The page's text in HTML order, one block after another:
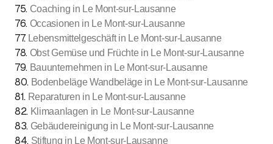
75. Coaching in Le Mont-sur-Lausanne
76. Occasionen in Le Mont-sur-Lausanne
77. Lebensmittelgeschäft in Le Mont-sur-Lausanne
78. Obst Gemüse und Früchte in Le Mont-sur-Lausanne
79. Bauunternehmen in Le Mont-sur-Lausanne
80. Bodenbeläge Wandbeläge in Le Mont-sur-Lausanne
81. Reparaturen in Le Mont-sur-Lausanne
82. Klimaanlagen in Le Mont-sur-Lausanne
83. Gebäudereinigung in Le Mont-sur-Lausanne
84. Stiftung in Le Mont-sur-Lausanne